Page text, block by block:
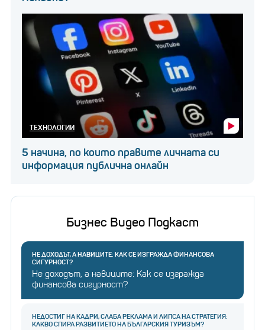
ТЕХНОЛОГИИ
5 начина, по които правите личната си
информация публична онлайн
Бизнес Видео Подкаст
НЕ ДОХОДЪТ, А НАВИЦИТЕ: КАК СЕ ИЗГРАЖДА ФИНАНСОВА
СИГУРНОСТ?
Не доходът, а навиците: Как се изгражда
финансова сигурност?
НЕДОСТИГ НА КАДРИ, СЛАБА РЕКЛАМА И ЛИПСА НА СТРАТЕГИЯ:
КАКВО СПИРА РАЗВИТИЕТО НА БЪЛГАРСКИЯ ТУРИЗЪМ?